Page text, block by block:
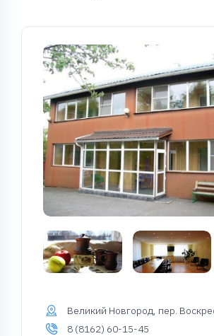
Великий Новгород, пер.
8 (8162) 60-15-45